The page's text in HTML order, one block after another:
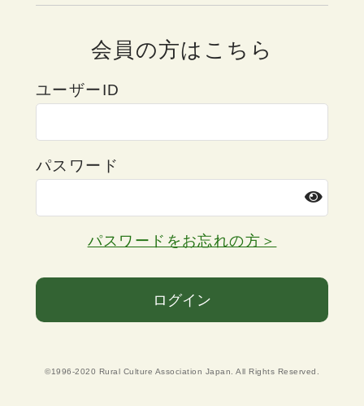
会員の方はこちら
ユーザーID
パスワード
パスワードをお忘れの方＞
ログイン
©1996-2020 Rural Culture Association Japan. All Rights Reserved.